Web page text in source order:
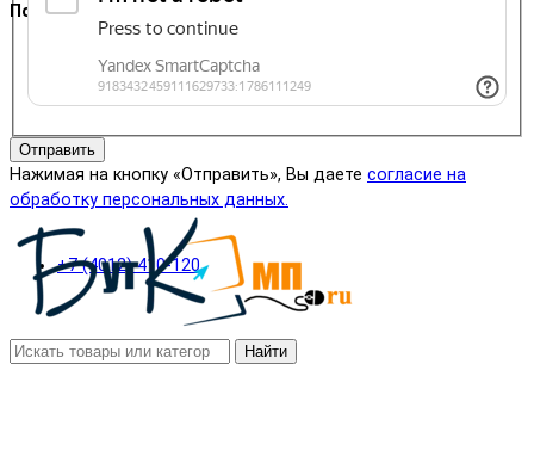
Поддержка
+7 (4012) 410-120
Отправить
Нажимая на кнопку «Отправить», Вы даете согласие на
обработку персональных данных.
Найти